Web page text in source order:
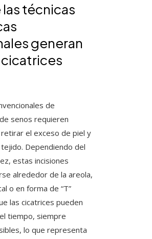
las técnicas
generan
de
senos requieren
el exceso de piel y
Dependiendo del
estas incisiones
alrededor de la areola,
o en forma de “T”
las cicatrices pueden
tiempo, siempre
lo que representa